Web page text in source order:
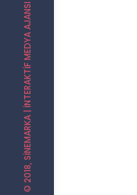
© 2018,
SINEMARKA
| İNTERAKTIF MEDYA AJANSI